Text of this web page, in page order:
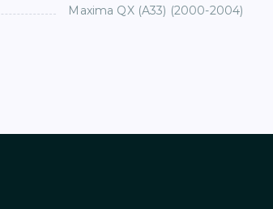
Maxima QX (A33) (2000-2004)